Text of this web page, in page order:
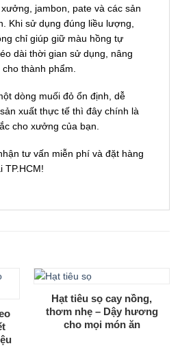
jambon, pate và các sản
Khi sử dụng đúng liều lượng,
chỉ giúp giữ màu hồng tự
dài thời gian sử dụng, nâng
thành phẩm.
dòng muối đỏ ổn định, dễ
xuất thực tế thì đây chính là
cho xưởng của bạn.
tư vấn miễn phí và đặt hàng
TP.HCM!
Hạt tiêu sọ cay nồng,
thơm nhẹ – Dậy hương
cho mọi món ăn